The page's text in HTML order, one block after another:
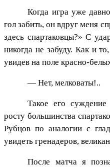
Когда игра уже
гол забить, он вдруг меня
здесь спартаковцы?» С
никогда не забуду. Как и
увидев на поле красно-
— Нет, мелковаты!..
Такое его
росту большинства
Рубцов по аналогии с
увидеть гренадеров,
После матча я